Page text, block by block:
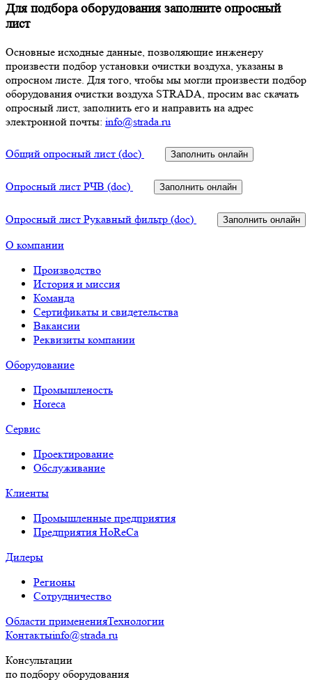
Для подбора оборудования заполните опросный
лист
Основные исходные данные, позволяющие инженеру
произвести подбор установки очистки воздуха, указаны в
опросном листе. Для того, чтобы мы могли произвести подбор
оборудования очистки воздуха STRADA, просим вас скачать
опросный лист, заполнить его и направить на адрес
электронной почты: info@strada.ru
Общий опросный лист (doc) Заполнить онлайн
Опросный лист РЧВ (doc) Заполнить онлайн
Опросный лист Рукавный фильтр (doc) Заполнить онлайн
О компании
Производство
История и миссия
Команда
Сертификаты и свидетельства
Вакансии
Реквизиты компании
Оборудование
Промышленость
Horeca
Сервис
Проектирование
Обслуживание
Клиенты
Промышленные предприятия
Предприятия HoReCa
Дилеры
Регионы
Сотрудничество
Области примененияТехнологии
Контактыinfo@strada.ru
Консультации
по подбору оборудования